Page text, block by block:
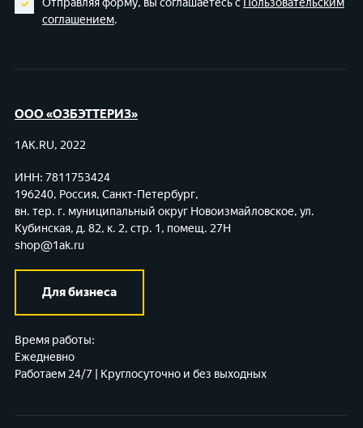
Отправляя форму, вы соглашаетесь с Пользовательским
соглашением.
ООО «ОЗБЭТТЕРИЗ»
1AK.RU, 2022
ИНН: 7811753424
196240, Россия, Санкт-Петербург,
вн. тер. г. муниципальный округ Новоизмайловское, ул.
Кубинская, д. 82, к. 2, стр. 1, помещ. 27Н
shop@1ak.ru
Для бизнеса
Время работы:
Ежедневно
Работаем 24/7 | Круглосуточно и без выходных